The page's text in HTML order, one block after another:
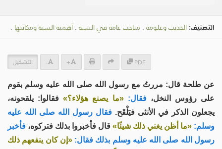
التصنيف: الحديث وعلومه . مباحث عامة في السنة . أهمية السنة ومكانتها .
PDF
+
- التشكيل
عن طلحة قال: مررتُ مع رسول الله صلى الله عليه وسلم بقوم
على رؤوس النخل، فقال: «ما يصنع هؤلاء؟»فقالوا: يلقحونه،
يجعلون الذكر في الأنثى فيَلْقَح. فقال رسول الله صلى الله عليه
وسلم: «ما أظن يغني ذلك شيئًا» قال فأخبروا بذلك فتركوه، فأخبر
رسول الله صلى الله عليه وسلم بذلك فقال: «إن كان ينفعهم ذلك